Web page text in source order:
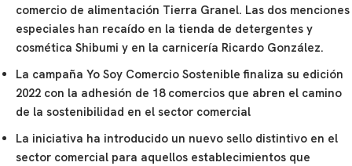
comercio de alimentación Tierra Granel. Las dos menciones
especiales han recaído en la tienda de detergentes y
cosmética Shibumi y en la carnicería Ricardo González.
La campaña Yo Soy Comercio Sostenible finaliza su edición
2022 con la adhesión de 18 comercios que abren el camino
de la sostenibilidad en el sector comercial
La iniciativa ha introducido un nuevo sello distintivo en el
sector comercial para aquellos establecimientos que